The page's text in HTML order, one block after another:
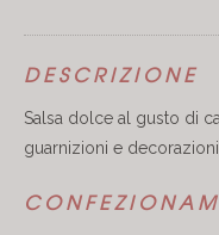
DESCRIZIONE
Salsa dolce al gusto di
guarnizioni e decorazioni